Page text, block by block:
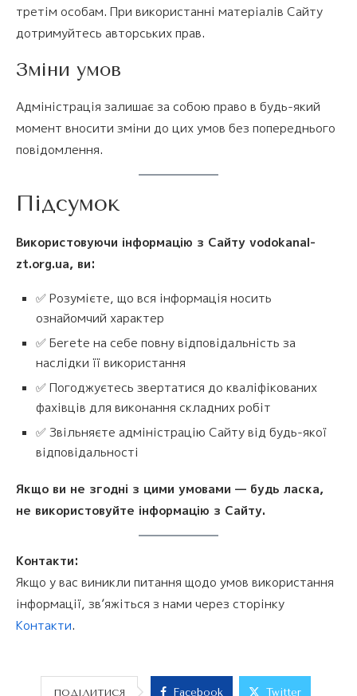
третім особам. При використанні матеріалів Сайту
дотримуйтесь авторських прав.
Зміни умов
Адміністрація залишає за собою право в будь-який
момент вносити зміни до цих умов без попереднього
повідомлення.
Підсумок
Використовуючи інформацію з Сайту vodokanal-
zt.org.ua, ви:
✅ Розумієте, що вся інформація носить
ознайомчий характер
✅ Беrete на себе повну відповідальність за
наслідки її використання
✅ Погоджуєтесь звертатися до кваліфікованих
фахівців для виконання складних робіт
✅ Звільняєте адміністрацію Сайту від будь-якої
відповідальності
Якщо ви не згодні з цими умовами — будь ласка,
не використовуйте інформацію з Сайту.
Контакти:
Якщо у вас виникли питання щодо умов використання
інформації, зв’яжіться з нами через сторінку
Контакти.
ПОДІЛИТИСЯ Facebook Twitter